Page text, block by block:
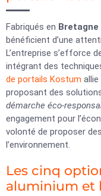
Fabriqués en Bretagne
bénéficient d’une
L’entreprise s’efforce
intégrant des
de portails Kostum
proposant des
démarche éco-
engagement pour
volonté de proposer
l’environnement.
Les cinq
aluminium et